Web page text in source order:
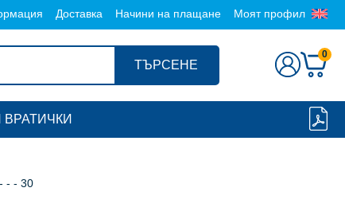
Доставка Начини на плащане Моят профил
ТЪРСЕНЕ
0
- - 30